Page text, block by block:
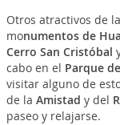
Otros atractivos de
monumentos de
Cerro San Cristóbal
cabo en el Parque
visitar alguno de
de la Amistad y del
paseo y relajarse.